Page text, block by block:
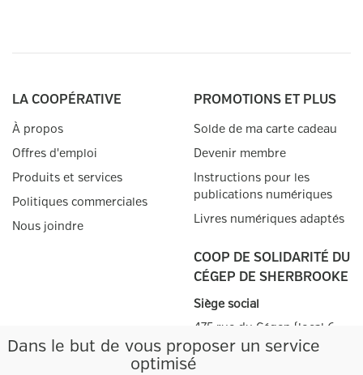
Dans le but de vous proposer un service
optimisé
LA COOPÉRATIVE
À propos
Offres d'emploi
Produits et services
Politiques commerciales
Nous joindre
PROMOTIONS ET PLUS
Solde de ma carte cadeau
Devenir membre
Instructions pour les
publications numériques
Livres numériques adaptés
COOP DE SOLIDARITÉ DU
CÉGEP DE SHERBROOKE
Siège social
475 rue du Cégep (local 6-
32-103)
Sherbrooke, QC